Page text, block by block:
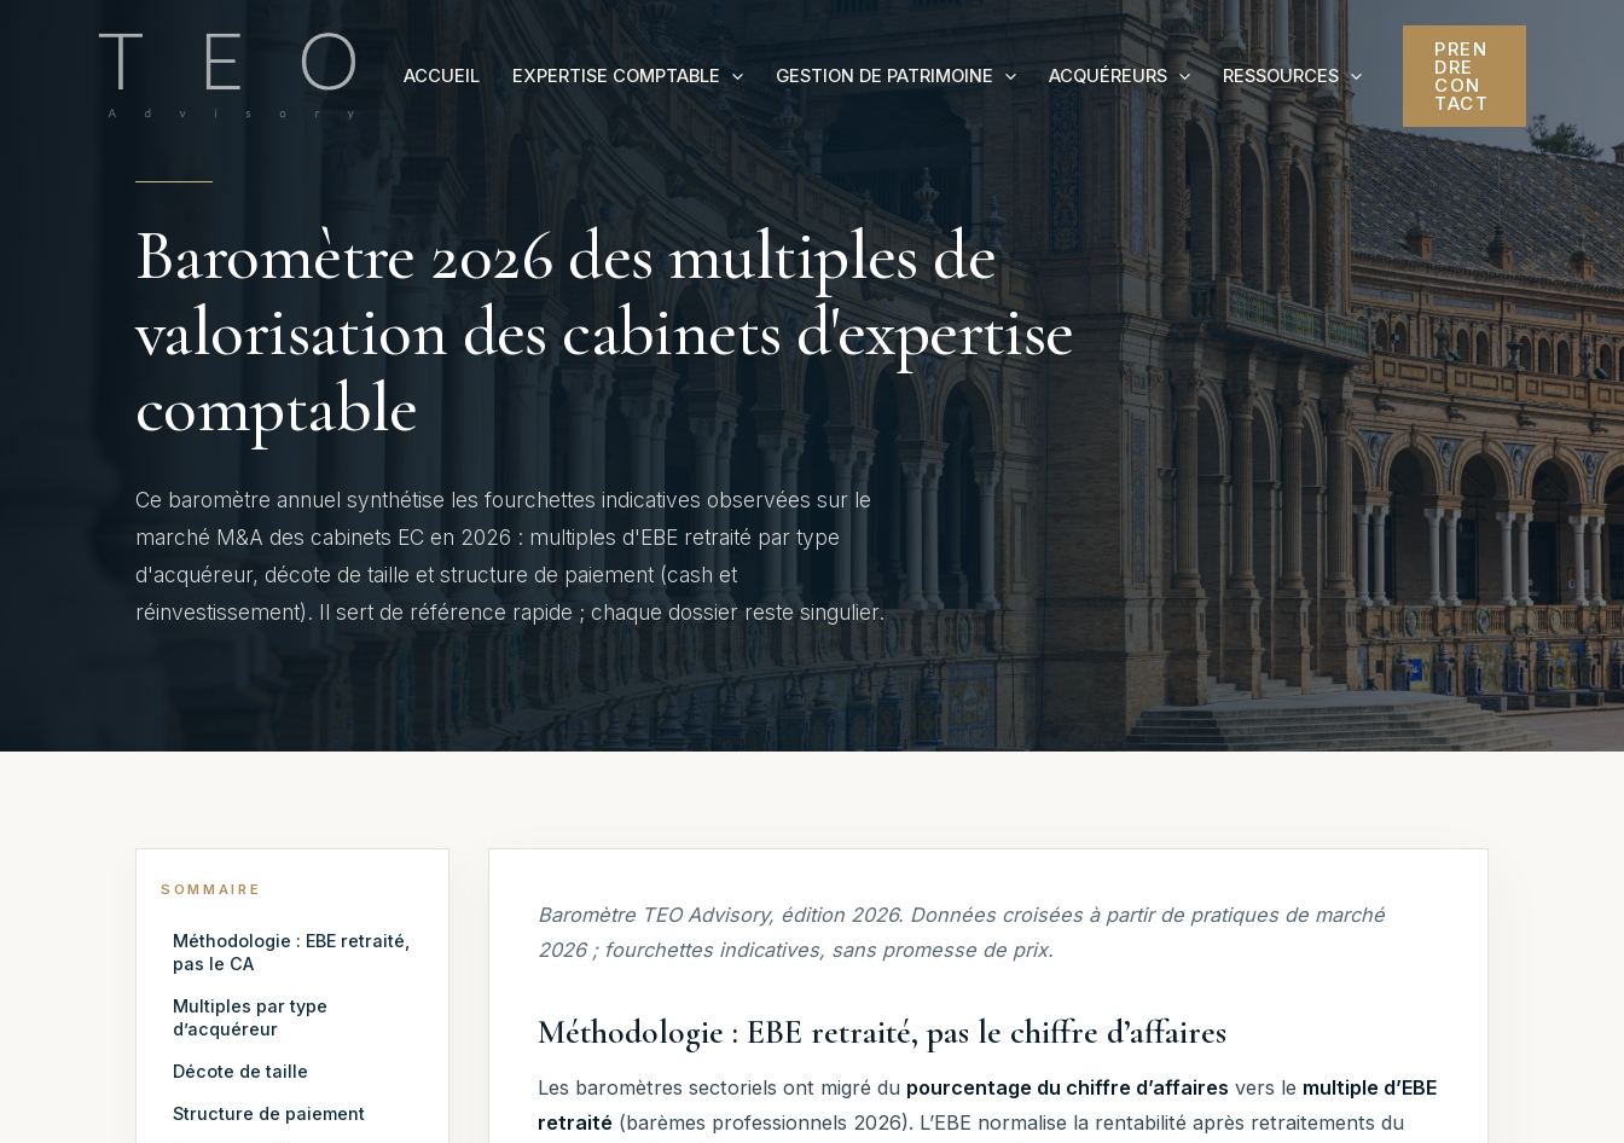
ACCUEIL EXPERTISE COMPTABLE GESTION DE PATRIMOINE ACQUÉREURS RESSOURCES
PREN
DRE
CON
TACT
Baromètre 2026 des multiples de
valorisation des cabinets d'expertise
comptable
Ce baromètre annuel synthétise les fourchettes indicatives observées sur le
marché M&A des cabinets EC en 2026 : multiples d'EBE retraité par type
d'acquéreur, décote de taille et structure de paiement (cash et
réinvestissement). Il sert de référence rapide ; chaque dossier reste singulier.
SOMMAIRE
Méthodologie : EBE retraité,
pas le CA
Multiples par type
d’acquéreur
Décote de taille
Structure de paiement
Baromètre TEO Advisory, édition 2026. Données croisées à partir de pratiques de marché
2026 ; fourchettes indicatives, sans promesse de prix.
Méthodologie : EBE retraité, pas le chiffre d’affaires
Les baromètres sectoriels ont migré du pourcentage du chiffre d’affaires vers le multiple d’EBE
retraité (barèmes professionnels 2026). L’EBE normalise la rentabilité après retraitements du